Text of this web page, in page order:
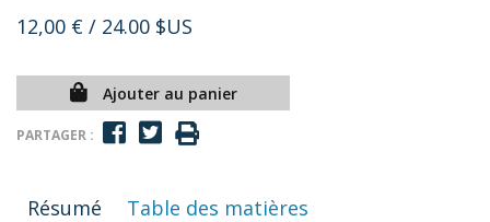
12,00 € / 24.00 $US
Ajouter au panier
PARTAGER :
Résumé Table des matières